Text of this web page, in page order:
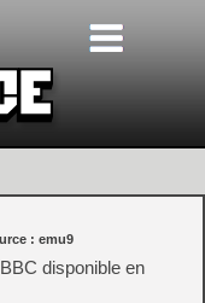
: emu9
disponible en